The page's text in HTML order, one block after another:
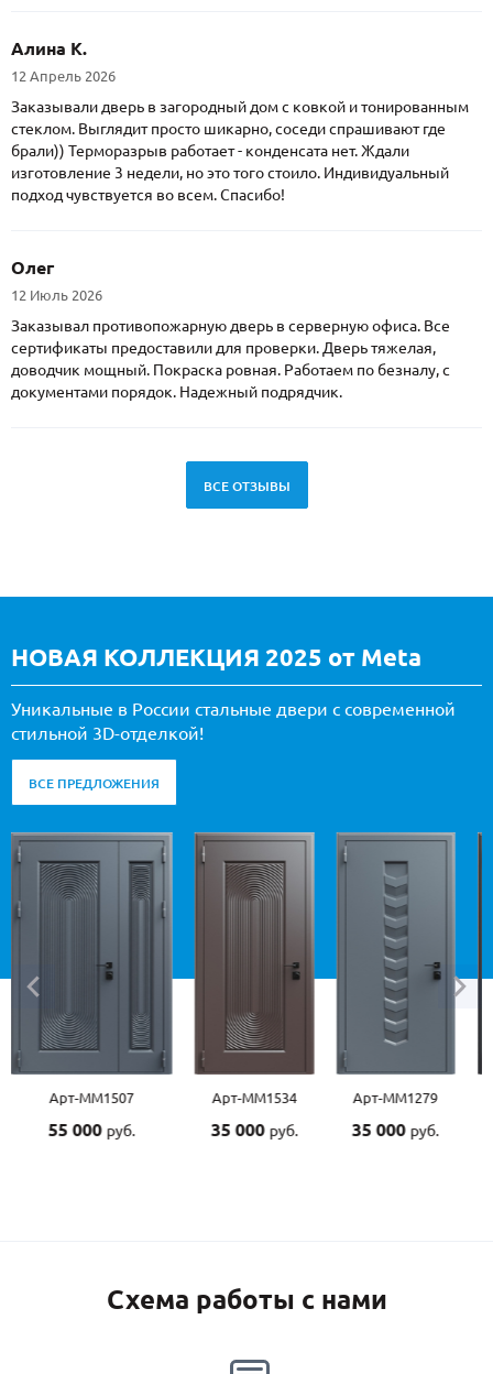
Алина К.
12 Апрель 2026
Заказывали дверь в загородный дом с ковкой и тонированным
стеклом. Выглядит просто шикарно, соседи спрашивают где
брали)) Терморазрыв работает - конденсата нет. Ждали
изготовление 3 недели, но это того стоило. Индивидуальный
подход чувствуется во всем. Спасибо!
Олег
12 Июль 2026
Заказывал противопожарную дверь в серверную офиса. Все
сертификаты предоставили для проверки. Дверь тяжелая,
доводчик мощный. Покраска ровная. Работаем по безналу, с
документами порядок. Надежный подрядчик.
ВСЕ ОТЗЫВЫ
НОВАЯ КОЛЛЕКЦИЯ 2025 от Meta
Уникальные в России стальные двери с современной
стильной 3D-отделкой!
ВСЕ ПРЕДЛОЖЕНИЯ
Арт-ММ1507
55 000 руб.
Арт-ММ1534
35 000 руб.
Арт-ММ1279
35 000 руб.
Схема работы с нами